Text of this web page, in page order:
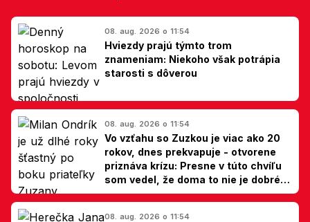
08. aug. 2026 o 11:54
Hviezdy prajú týmto trom
znameniam: Niekoho však potrápia
starosti s dôverou
08. aug. 2026 o 11:54
Vo vzťahu so Zuzkou je viac ako 20
rokov, dnes prekvapuje - otvorene
priznáva krízu: Presne v túto chvíľu
som vedel, že doma to nie je dobré,
hovorí Milan Ondrík
08. aug. 2026 o 11:54